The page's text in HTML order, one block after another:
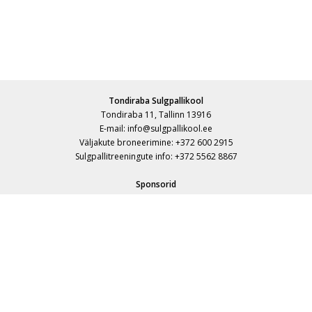
Tondiraba Sulgpallikool
Tondiraba 11, Tallinn 13916
E-mail: info@sulgpallikool.ee
Väljakute broneerimine: +372 600 2915
Sulgpallitreeningute info: +372 5562 8867
Sponsorid